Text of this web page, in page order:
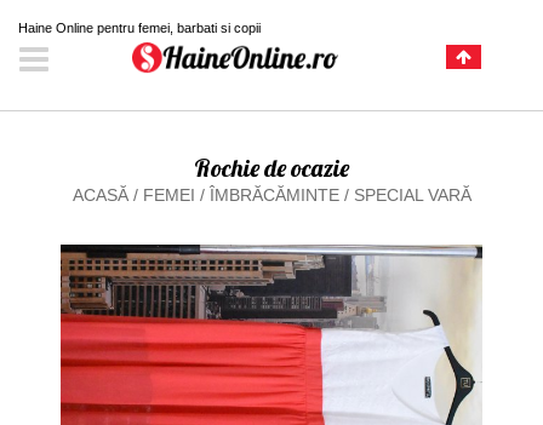
Haine Online pentru femei, barbati si copii
Rochie de ocazie
ACASĂ/ FEMEI / ÎMBRĂCĂMINTE/ SPECIAL VARĂ